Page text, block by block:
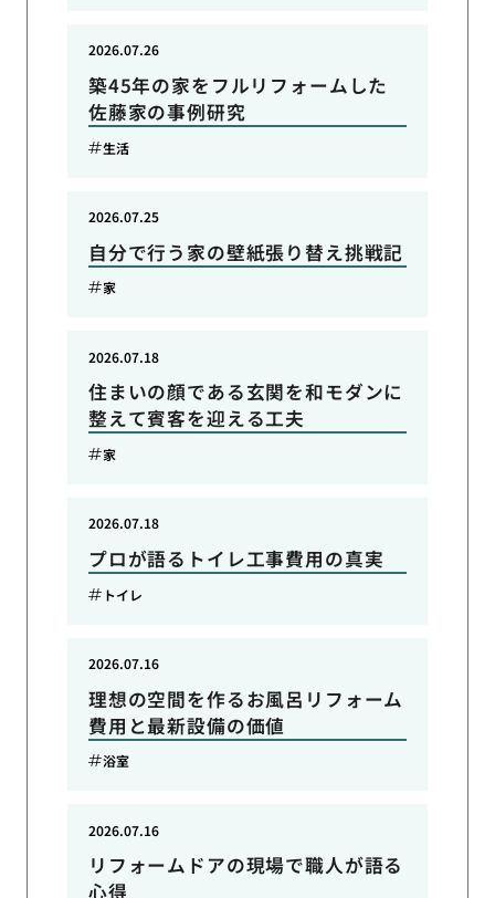
築45年の家をフルリフォームした
佐藤家の事例研究
2026.07.26
生活
自分で行う家の壁紙張り替え挑戦記
2026.07.25
家
住まいの顔である玄関を和モダンに
整えて賓客を迎える工夫
2026.07.18
家
プロが語るトイレ工事費用の真実
2026.07.18
トイレ
理想の空間を作るお風呂リフォーム
費用と最新設備の価値
2026.07.16
浴室
リフォームドアの現場で職人が語る
心得
2026.07.16